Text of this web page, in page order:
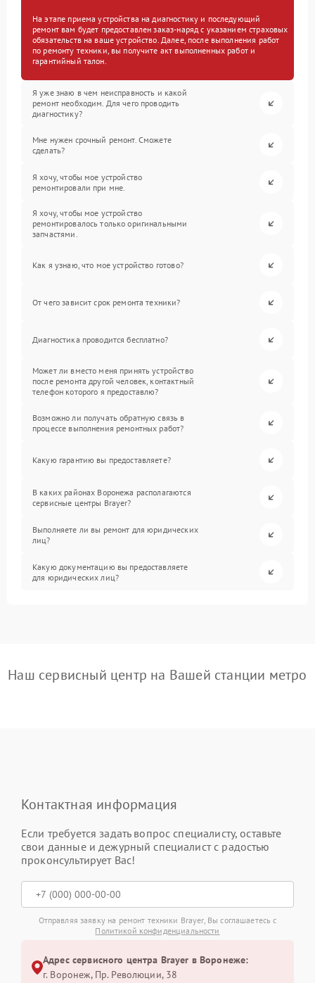
На этапе приема устройства на диагностику и последующий
ремонт вам будет предоставлен заказ-наряд с указанием страховых
обязательств на ваше устройство. Далее, после выполнения работ
по ремонту техники, вы получите акт выполненных работ и
гарантийный талон.
Я уже знаю в чем неисправность и какой
ремонт необходим. Для чего проводить
диагностику?
Мне нужен срочный ремонт. Сможете
сделать?
Я хочу, чтобы мое устройство
ремонтировали при мне.
Я хочу, чтобы мое устройство
ремонтировалось только оригинальными
запчастями.
Как я узнаю, что мое устройство готово?
От чего зависит срок ремонта техники?
Диагностика проводится бесплатно?
Может ли вместо меня принять устройство
после ремонта другой человек, контактный
телефон которого я предоставлю?
Возможно ли получать обратную связь в
процессе выполнения ремонтных работ?
Какую гарантию вы предоставляете?
В каких районах Воронежа располагаются
сервисные центры Brayer?
Выполняете ли вы ремонт для юридических
лиц?
Какую документацию вы предоставляете
для юридических лиц?
Наш сервисный центр на Вашей станции метро
Контактная информация
Если требуется задать вопрос специалисту, оставьте
свои данные и дежурный специалист с радостью
проконсультирует Вас!
Отправляя заявку на ремонт техники Brayer, Вы соглашаетесь с
Политикой конфиденциальности
Адрес сервисного центра Brayer в Воронеже:
г. Воронеж, Пр. Революции, 38